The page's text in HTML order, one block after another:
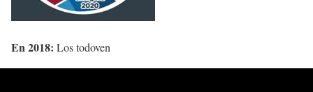
En 2018: Los todoven